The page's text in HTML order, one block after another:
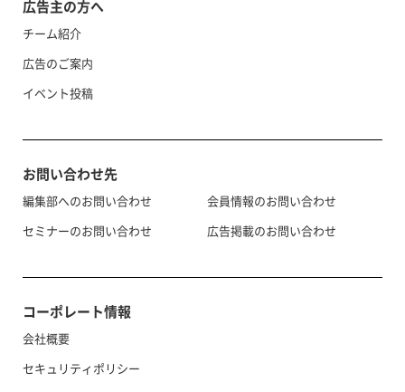
広告主の方へ
チーム紹介
広告のご案内
イベント投稿
お問い合わせ先
編集部へのお問い合わせ
セミナーのお問い合わせ
会員情報のお問い合わせ
広告掲載のお問い合わせ
コーポレート情報
会社概要
セキュリティポリシー